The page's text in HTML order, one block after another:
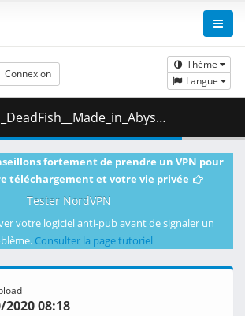
Thème
Langue
Connexion
_Movie__BD__1080p__AAC_.mp4.008 ( 453.15 MB )
fortement de prendre un VPN pour
téléchargement et votre vie privée
Tester NordVPN
votre logiciel anti-pub avant de signaler un
Consulter la page tutoriel
2020 08:18